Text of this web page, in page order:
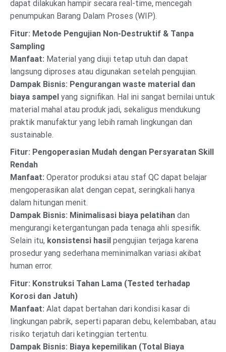
dapat dilakukan hampir secara real-time, mencegah
penumpukan Barang Dalam Proses (WIP).
Fitur: Metode Pengujian Non-Destruktif & Tanpa
Sampling
Manfaat: Material yang diuji tetap utuh dan dapat
langsung diproses atau digunakan setelah pengujian.
Dampak Bisnis: Pengurangan waste material dan
biaya sampel yang signifikan. Hal ini sangat bernilai untuk
material mahal atau produk jadi, sekaligus mendukung
praktik manufaktur yang lebih ramah lingkungan dan
sustainable.
Fitur: Pengoperasian Mudah dengan Persyaratan Skill
Rendah
Manfaat: Operator produksi atau staf QC dapat belajar
mengoperasikan alat dengan cepat, seringkali hanya
dalam hitungan menit.
Dampak Bisnis: Minimalisasi biaya pelatihan dan
mengurangi ketergantungan pada tenaga ahli spesifik.
Selain itu, konsistensi hasil pengujian terjaga karena
prosedur yang sederhana meminimalkan variasi akibat
human error.
Fitur: Konstruksi Tahan Lama (Tested terhadap
Korosi dan Jatuh)
Manfaat: Alat dapat bertahan dari kondisi kasar di
lingkungan pabrik, seperti paparan debu, kelembaban, atau
risiko terjatuh dari ketinggian tertentu.
Dampak Bisnis: Biaya kepemilikan (Total Biaya